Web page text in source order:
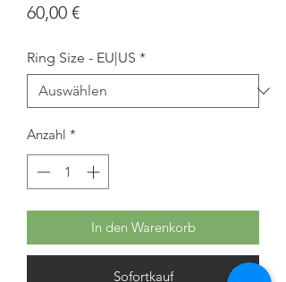
60,00 €Preis
Ring Size - EU|US *
Anzahl *
In den Warenkorb
Sofortkauf